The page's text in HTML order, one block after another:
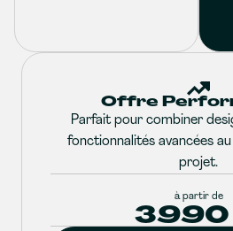
Offre
Parfait pour combiner
fonctionnalités avancées
projet.
à partir de
3990